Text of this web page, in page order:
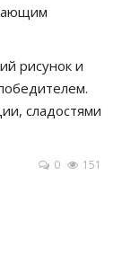
рисунок и
сладостями
0 151